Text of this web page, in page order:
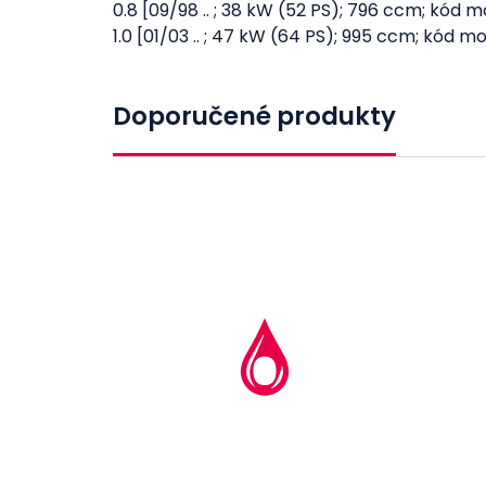
0.8 [09/98 .. ; 38 kW (52 PS); 796 ccm; kód
1.0 [01/03 .. ; 47 kW (64 PS); 995 ccm; kód
Doporučené produkty